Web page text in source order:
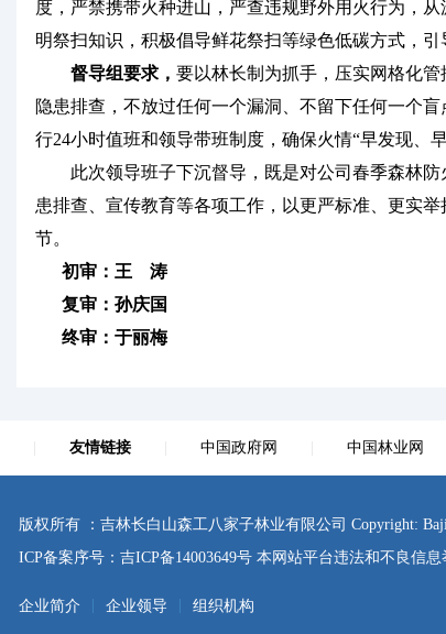
度，严禁携带火种进山，严查违规野外用火行为，
明祭扫知识，积极倡导鲜花祭扫等绿色低碳方式，
督导组要求， 要以林长制为抓手，压实网格化
隐患排查，不放过任何一个漏洞、不留下任何一个
行24小时值班和领导带班制度，确保火情“早发现、
此次领导班子下沉督导，既是对公司春季森林防
患排查、宣传教育等各项工作，以更严标准、更实
节。
初审：王 涛
复审：孙庆国
终审：于丽梅
友情链接 中国政府网 中国林业网
版权所有 ：吉林长白山森工八家子林业有限公司 Copyright:
ICP备案序号： 吉ICP备14003649号 本网站平台违法和不良信息
企业简介 企业领导 组织机构